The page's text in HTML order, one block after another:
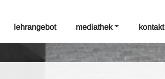
lehrangebot mediathek kontakt